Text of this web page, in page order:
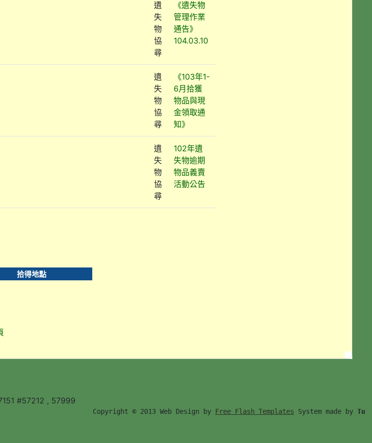
遺
失
物
協
尋
《遺失物
管理作業
通告》
104.03.10
遺
失
物
協
尋
《103年1-
6月拾獲
物品與現
金領取通
知》
遺
失
物
協
尋
102年遺
失物逾期
物品義賣
活動公告
拾得地點
#57212 , 57999
        Copyright © 2013 Web Design by
Free Flash Templates System made by Tu